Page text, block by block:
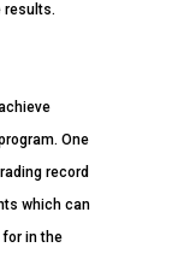
results.
One
record
which can
in the